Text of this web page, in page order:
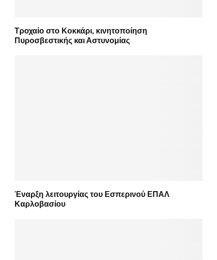
Τροχαίο στο Κοκκάρι, κινητοποίηση
Πυροσβεστικής και Αστυνομίας
Έναρξη λειτουργίας του Εσπερινού ΕΠΑΛ
Καρλοβασίου